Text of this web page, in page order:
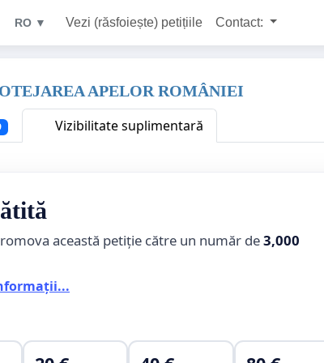
RO ▼ Vezi (răsfoiește) petițiile Contact:
APELOR ROMÂNIEI
Vizibilitate suplimentară
această petiție către un număr de3,000